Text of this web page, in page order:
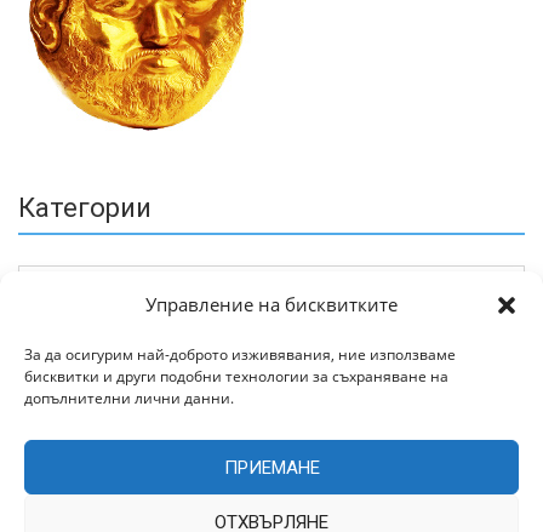
Управление на бисквитките
За да осигурим най-доброто изживявания, ние използваме
бисквитки и други подобни технологии за съхраняване на
допълнителни лични данни.
ПРИЕМАНЕ
ОТХВЪРЛЯНЕ
Категории
Архив